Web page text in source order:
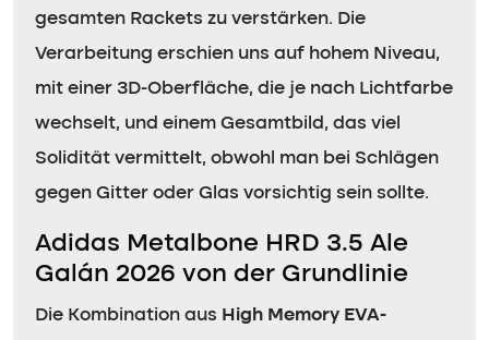
gesamten Rackets zu verstärken. Die
Verarbeitung erschien uns auf hohem Niveau,
mit einer 3D-Oberfläche, die je nach Lichtfarbe
wechselt, und einem Gesamtbild, das viel
Solidität vermittelt, obwohl man bei Schlägen
gegen Gitter oder Glas vorsichtig sein sollte.
Adidas Metalbone HRD 3.5 Ale
Galán 2026 von der Grundlinie
Die Kombination aus High Memory EVA-